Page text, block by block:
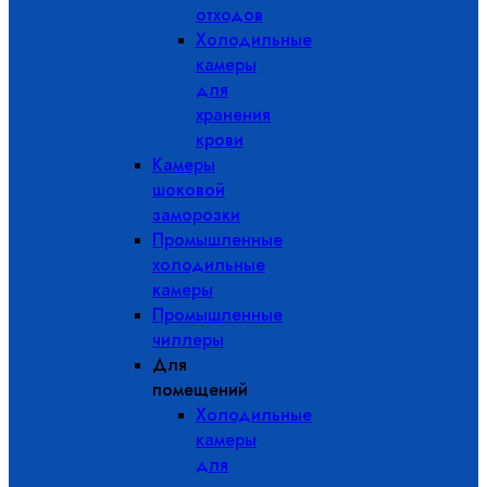
отходов
Холодильные
камеры
для
хранения
крови
Камеры
шоковой
заморозки
Промышленные
холодильные
камеры
Промышленные
чиллеры
Для
помещений
Холодильные
камеры
для